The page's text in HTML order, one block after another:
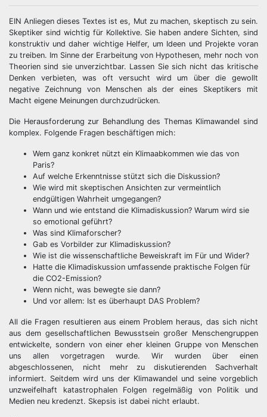
EIN Anliegen dieses Textes ist es, Mut zu machen, skeptisch zu sein.
Skeptiker sind wichtig für Kollektive. Sie haben andere Sichten, sind
konstruktiv und daher wichtige Helfer, um Ideen und Projekte voran
zu treiben. Im Sinne der Erarbeitung von Hypothesen, mehr noch von
Theorien sind sie unverzichtbar. Lassen Sie sich nicht das kritische
Denken verbieten, was oft versucht wird um über die gewollt
negative Zeichnung von Menschen als der eines Skeptikers mit
Macht eigene Meinungen durchzudrücken.
Die Herausforderung zur Behandlung des Themas Klimawandel sind
komplex. Folgende Fragen beschäftigen mich:
Wem ganz konkret nützt ein Klimaabkommen wie das von
Paris?
Auf welche Erkenntnisse stützt sich die Diskussion?
Wie wird mit skeptischen Ansichten zur vermeintlich
endgültigen Wahrheit umgegangen?
Wann und wie entstand die Klimadiskussion? Warum wird sie
so emotional geführt?
Was sind Klimaforscher?
Gab es Vorbilder zur Klimadiskussion?
Wie ist die wissenschaftliche Beweiskraft im Für und Wider?
Hatte die Klimadiskussion umfassende praktische Folgen für
die CO2-Emission?
Wenn nicht, was bewegte sie dann?
Und vor allem: Ist es überhaupt DAS Problem?
All die Fragen resultieren aus einem Problem heraus, das sich nicht
aus dem gesellschaftlichen Bewusstsein großer Menschengruppen
entwickelte, sondern von einer eher kleinen Gruppe von Menschen
uns allen vorgetragen wurde. Wir wurden über einen
abgeschlossenen, nicht mehr zu diskutierenden Sachverhalt
informiert. Seitdem wird uns der Klimawandel und seine vorgeblich
unzweifelhaft katastrophalen Folgen regelmäßig von Politik und
Medien neu kredenzt. Skepsis ist dabei nicht erlaubt.